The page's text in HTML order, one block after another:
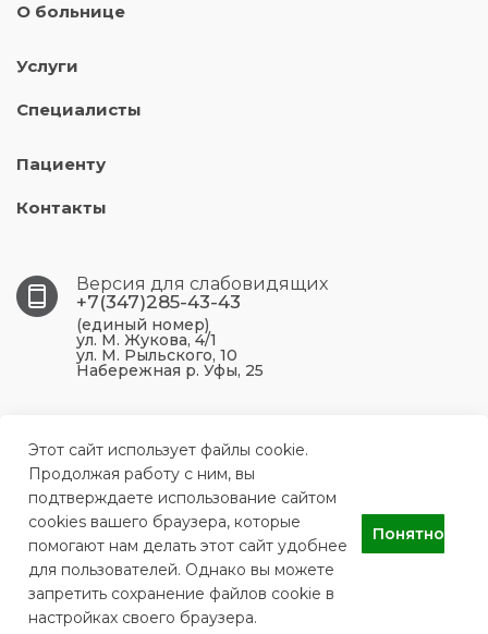
О больнице
Услуги
Специалисты
Пациенту
Контакты
Версия для слабовидящих
+7(347)285-43-43
(единый номер)
ул. М. Жукова, 4/1
ул. М. Рыльского, 10
Набережная р. Уфы, 25
Жукова, 4/1
ufa.p43@doctorrb.ru
ГБУЗ РБ Поликлиника №43 г. Уфа
Этот сайт использует файлы cookie.
Продолжая работу с ним, вы
подтверждаете использование сайтом
cookies вашего браузера, которые
помогают нам делать этот сайт удобнее
для пользователей. Однако вы можете
запретить сохранение файлов cookie в
настройках своего браузера.
Понятно